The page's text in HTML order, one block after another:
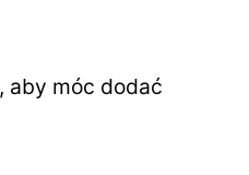
, aby móc dodać